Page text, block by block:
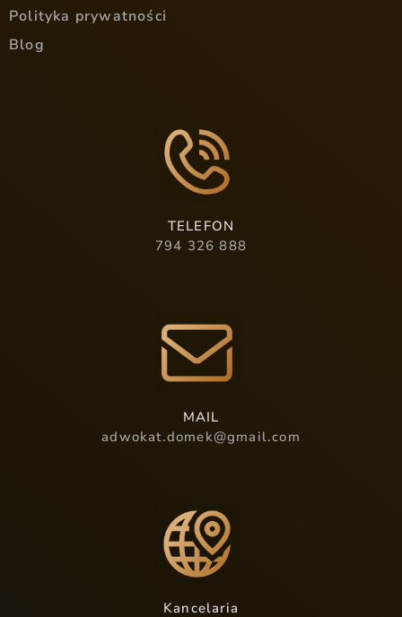
Polityka prywatności
Blog
TELEFON
794 326 888
MAIL
adwokat.domek@gmail.com
Kancelaria